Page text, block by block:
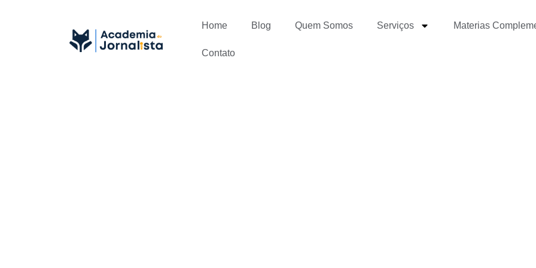
Home Blog Quem Somos Serviços Materias
Contato